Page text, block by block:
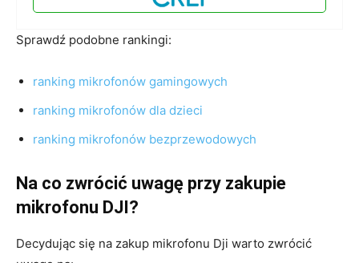
Sprawdź podobne rankingi:
ranking mikrofonów gamingowych
ranking mikrofonów dla dzieci
ranking mikrofonów bezprzewodowych
Na co zwrócić uwagę przy zakupie
mikrofonu DJI?
Decydując się na zakup mikrofonu Dji warto zwrócić